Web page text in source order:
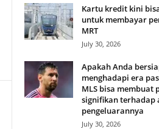
Kartu kredit kini
untuk membayar
MRT
July 30, 2026
Apakah Anda
menghadapi era
MLS bisa membuat
signifikan terhadap
pengeluarannya
July 30, 2026